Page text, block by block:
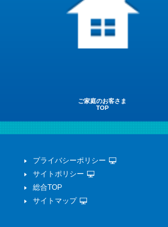
ご家庭のお客さま
TOP
プライバシーポリシー
サイトポリシー
総合TOP
サイトマップ